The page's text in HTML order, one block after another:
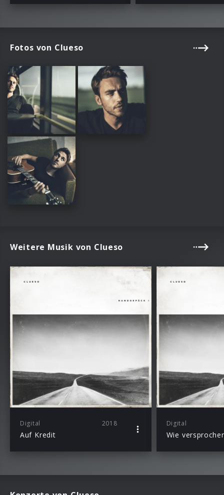
Fotos von Clueso
Weitere Musik von Clueso
Digital 2018
Auf Kredit
Digital
Wie